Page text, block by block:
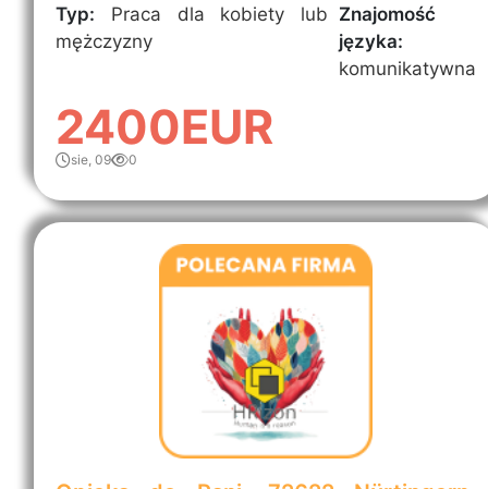
Typ:
Praca dla kobiety lub
mężczyzny
Znajomość
języka:
komunikatywna
2400EUR
sie, 09 0